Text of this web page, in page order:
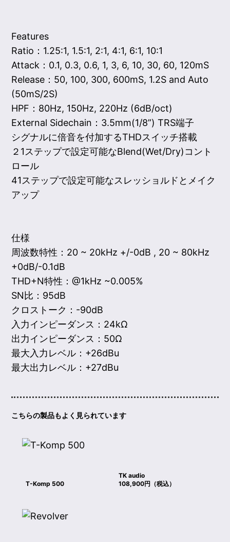
Features
Ratio：1.25:1, 1.5:1, 2:1, 4:1, 6:1, 10:1
Attack：0.1, 0.3, 0.6, 1, 3, 6, 10, 30, 60, 120mS
Release：50, 100, 300, 600mS, 1.2S and Auto
(50mS/2S)
HPF：80Hz, 150Hz, 220Hz (6dB/oct)
External Sidechain：3.5mm(1/8”) TRS端子
シグナルに倍音を付加するTHDスイッチ搭載
２1ステップで設定可能なBlend(Wet/Dry)コント
ロール
41ステップで設定可能なスレッショルドとメイク
アップ
仕様
周波数特性：20 ~ 20kHz +/-0dB , 20 ~ 80kHz
+0dB/-0.1dB
THD+N特性：@1kHz ~0.005%
SN比：95dB
クロストーク：-90dB
入力インピーダンス：24kΩ
出力インピーダンス：50Ω
最大入力レベル：+26dBu
最大出力レベル：+27dBu
こちらの製品もよく見られています
TK audio
T-Komp 500
108,900円（税込）